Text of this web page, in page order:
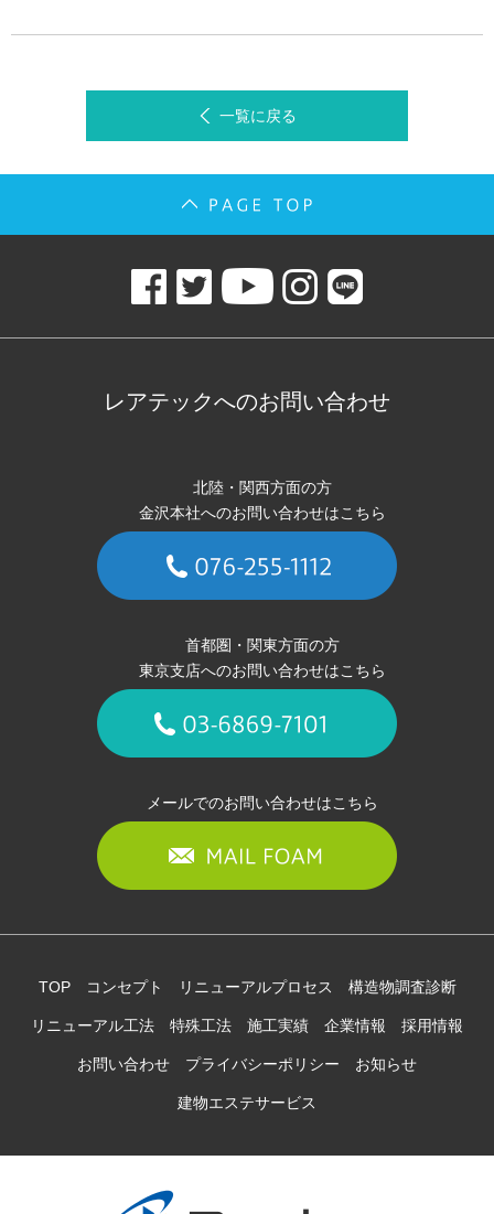
一覧に戻る
レアテックへのお問い合わせ
北陸・関西方面の方
金沢本社へのお問い合わせはこちら
首都圏・関東方面の方
東京支店へのお問い合わせはこちら
メールでのお問い合わせはこちら
TOP コンセプト リニューアルプロセス 構造物調査診断
リニューアル工法 特殊工法 施工実績 企業情報 採用情報
お問い合わせ プライバシーポリシー お知らせ
建物エステサービス